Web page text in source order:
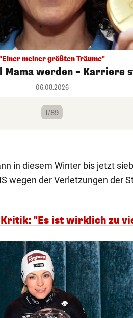
meiner größten Träume"
werden – Karriere
06.08.2026
1/89
in diesem Winter bis jetzt
wegen der Verletzungen der
"Es ist wirklich zu